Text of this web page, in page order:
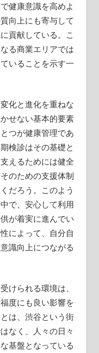
健康意識を高めよ
向上にも寄与して
貢献している。こ
る商業エリアでは
いることを示す一
化と進化を重ねな
せない基本的要素
つが健康管理であ
検診はその基礎と
えるためには健全
のための支援体制
だろう。このよう
で、安心して利用
が着実に進んでい
によって、自分自
識向上につながる
けられる環境は、
度にも良い影響を
は、渋谷という街
なく、人々の日々
基盤となっている